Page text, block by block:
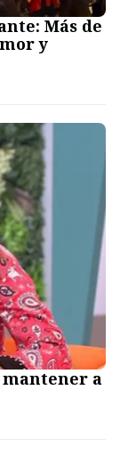
Más de
y
a